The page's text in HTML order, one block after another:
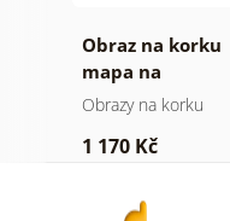
Obraz na korku
mapa na
dřevěném pozadí
Obrazy na korku
1 170 Kč